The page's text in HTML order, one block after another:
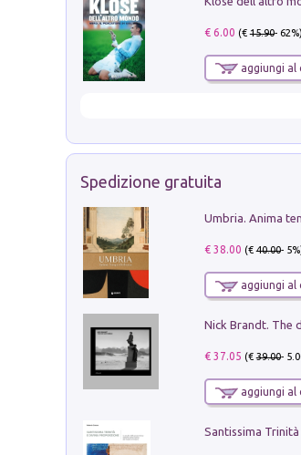
€ 6.00 (€15.90- 62%)
aggiungi al
Spedizione gratuita
Umbria. Anima
€ 38.00 (€40.00-
aggiungi al
Nick Brandt. The
€ 37.05 (€39.00-
aggiungi al